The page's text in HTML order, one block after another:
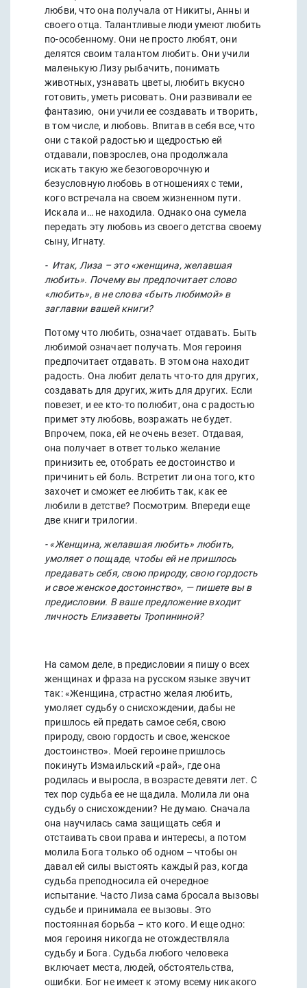
любви, что она получала от Никиты, Анны и
своего отца. Талантливые люди умеют любить
по-особенному. Они не просто любят, они
делятся своим талантом любить. Они учили
маленькую Лизу рыбачить, понимать
животных, узнавать цветы, любить вкусно
готовить, уметь рисовать. Они развивали ее
фантазию, они учили ее создавать и творить,
в том числе, и любовь. Впитав в себя все, что
они с такой радостью и щедростью ей
отдавали, повзрослев, она продолжала
искать такую же безоговорочную и
безусловную любовь в отношениях с теми,
кого встречала на своем жизненном пути.
Искала и… не находила. Однако она сумела
передать эту любовь из своего детства своему
сыну, Игнату.
- Итак, Лиза – это «женщина, желавшая
любить». Почему вы предпочитает слово
«любить», в не слова «быть любимой» в
заглавии вашей книги?
Потому что любить, означает отдавать. Быть
любимой означает получать. Моя героиня
предпочитает отдавать. В этом она находит
радость. Она любит делать что-то для других,
создавать для других, жить для других. Если
повезет, и ее кто-то полюбит, она с радостью
примет эту любовь, возражать не будет.
Впрочем, пока, ей не очень везет. Отдавая,
она получает в ответ только желание
принизить ее, отобрать ее достоинство и
причинить ей боль. Встретит ли она того, кто
захочет и сможет ее любить так, как ее
любили в детстве? Посмотрим. Впереди еще
две книги трилогии.
- «Женщина, желавшая любить» любить,
умоляет о пощаде, чтобы ей не пришлось
предавать себя, свою природу, свою гордость
и свое женское достоинство», — пишете вы в
предисловии. В ваше предложение входит
личность Елизаветы Тропининой?
На самом деле, в предисловии я пишу о всех
женщинах и фраза на русском языке звучит
так: «Женщина, страстно желая любить,
умоляет судьбу о снисхождении, дабы не
пришлось ей предать самое себя, свою
природу, свою гордость и свое, женское
достоинство». Моей героине пришлось
покинуть Измаильский «рай», где она
родилась и выросла, в возрасте девяти лет. С
тех пор судьба ее не щадила. Молила ли она
судьбу о снисхождении? Не думаю. Сначала
она научилась сама защищать себя и
отстаивать свои права и интересы, а потом
молила Бога только об одном – чтобы он
давал ей силы выстоять каждый раз, когда
судьба преподносила ей очередное
испытание. Часто Лиза сама бросала вызовы
судьбе и принимала ее вызовы. Это
постоянная борьба – кто кого. И еще одно:
моя героиня никогда не отождествляла
судьбу и Бога. Судьба любого человека
включает места, людей, обстоятельства,
ошибки. Бог не имеет к этому всему никакого